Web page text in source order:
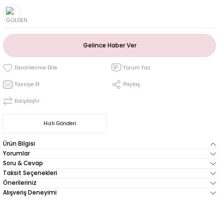
Gelince Haber Ver
Yorum Yaz
Tavsiye Et Paylaş
Karşılaştır
Hızlı Gönderi
Ürün Bilgisi
Yorumlar
Soru & Cevap
Taksit Seçenekleri
Önerileriniz
Alışveriş Deneyimi